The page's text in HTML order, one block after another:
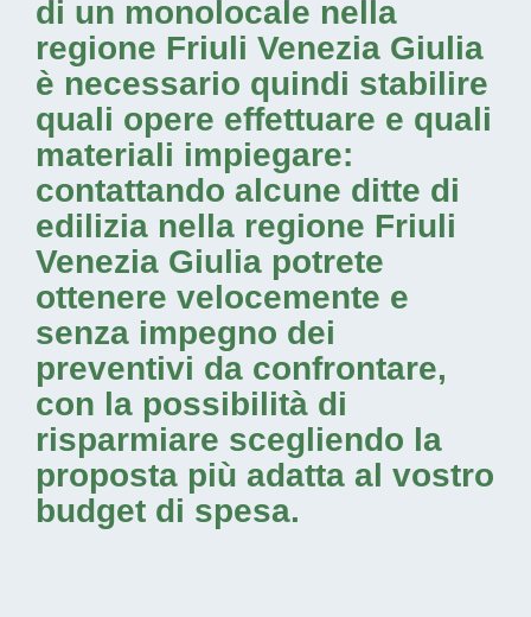
di un monolocale nella
regione Friuli Venezia Giulia
è necessario quindi stabilire
quali opere effettuare e quali
materiali impiegare:
contattando alcune ditte di
edilizia nella regione Friuli
Venezia Giulia potrete
ottenere velocemente e
senza impegno dei
preventivi da confrontare,
con la possibilità di
risparmiare scegliendo la
proposta più adatta al vostro
budget di spesa.